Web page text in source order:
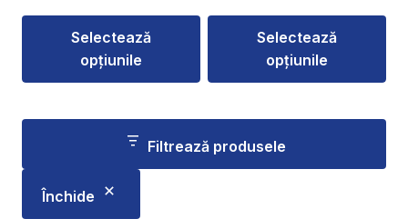
la
50,00 lei
Selectează
opțiunile
produs
multe
variații.
Selectează
opțiunile
produs
are
Filtrează produsele
Închide